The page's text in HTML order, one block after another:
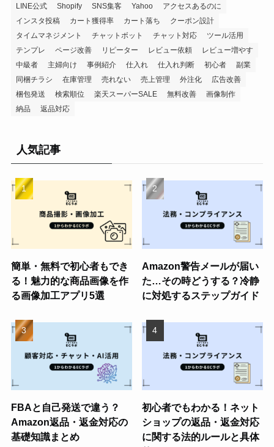
LINE公式
Shopify SNS集客 Yahoo
アクセスあるのに
インスタ投稿
カート獲得率 カート落ち
クーポン設計
タイムマネジメント
チャットボット チャット対応
ツール活用
テンプレ
ページ改善 リピーター レビュー依頼
レビュー増やす
中級者
主婦向け 事例紹介 仕入れ 仕入れ判断 初心者
副業
同梱チラシ
在庫管理 売れない 売上管理 外注化
広告改善
梱包発送
検索順位 楽天スーパーSALE 無料改善
画像制作
納品
返品対応
人気記事
簡単・無料で初心者もでき
る！魅力的な商品画像を作
る画像加工アプリ5選
Amazon警告メールが届い
た…その時どうする？冷静
に対処するステップガイド
FBAと自己発送で違う？
Amazon返品・返金対応の
基礎知識まとめ
初心者でもわかる！ネット
ショップの返品・返金対応
に関する法的ルールと具体